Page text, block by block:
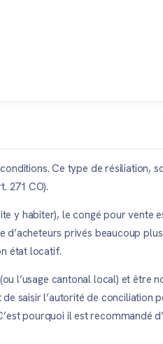
Ce type de résiliation,
271 CO).
y habiter), le congé pour vente
d’acheteurs privés beaucoup
état locatif.
l’usage cantonal local) et être
saisir l’autorité de conciliation
pourquoi il est recommandé